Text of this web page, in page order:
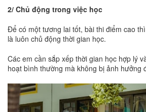
2/ Chủ động trong việc học
Để có một tương lai tốt, bài thi điểm cao
là luôn chủ động thời gian học.
Các em cần sắp xếp thời gian học hợp lý
hoạt bình thường mà không bị ảnh hưởng